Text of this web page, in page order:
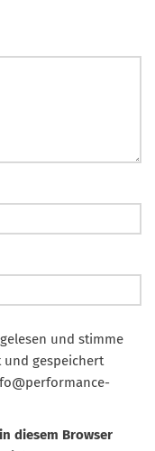
gelesen und stimme
und gespeichert
diesem Browser